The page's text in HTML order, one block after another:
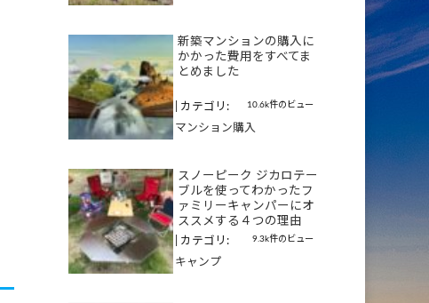
新築マンションの購入に
かかった費用をすべてま
とめました
10.6k件のビュー
カテゴリ:
マンション購入
スノーピーク ジカロテー
ブルを使ってわかったフ
ァミリーキャンパーにオ
ススメする４つの理由
9.3k件のビュー
カテゴリ:
キャンプ